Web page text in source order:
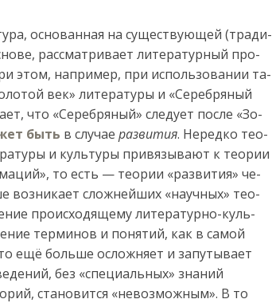
ос­но­ван­ная на су­щест­ву­ю­щей (тра­ди­
рас­смат­ри­ва­ет ли­те­ра­тур­ный про­
этом, на­при­мер, при ис­поль­зо­ва­нии та­
век» ли­те­ра­ту­ры и «Се­ре­бря­ный
что «Се­ре­бря­ный» сле­ду­ет пос­ле «Зо­
быть в слу­чаераз­ви­тия. Не­ред­ко те­о­
и куль­ту­ры при­вя­зы­ва­ют к те­о­рии
то есть — те­о­рии «раз­ви­тия» че­
воз­ни­ка­ет слож­ней­ших «на­уч­ных» те­о­
про­ис­хо­дя­ще­му ли­те­ра­тур­но-куль­
терминов и понятий, как в самой
ещё больше осложняет и запутывает
без «специальных» знаний
становится «невозможным». В то